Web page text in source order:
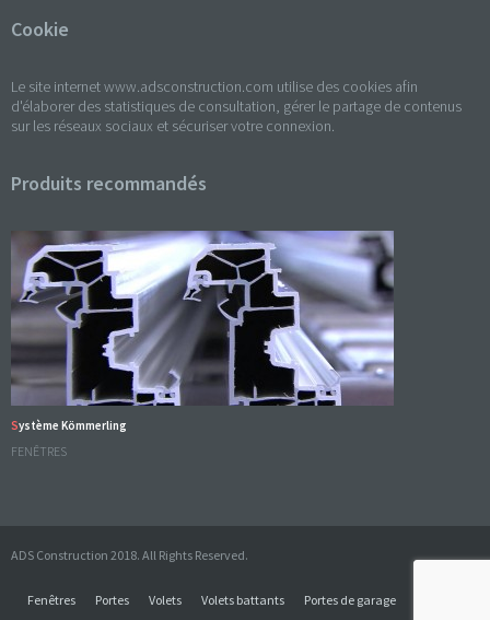
Cookie
Le site internet www.adsconstruction.com utilise des cookies afin
d'élaborer des statistiques de consultation, gérer le partage de contenus
sur les réseaux sociaux et sécuriser votre connexion.
Produits recommandés
Système Kömmerling
FENÊTRES
ADS Construction 2018. All Rights Reserved.
Fenêtres Portes Volets Volets battants Portes de garage